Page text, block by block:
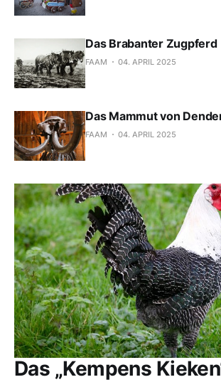
Das Brabanter Zugpferd
FAAM 04. APRIL 2025
Das Mammut von
FAAM 04. APRIL 2025
Das „Kempens